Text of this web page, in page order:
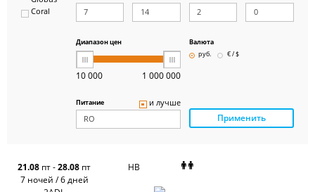
Coral
Alean
Sunmar
PlanTravel
Диапазон цен
10 000 1 000 000
Валюта
руб.
€ / $
Питание и лучше
Применить
21.08 пт-28.08 пт
7 ночей / 6 дней
HB